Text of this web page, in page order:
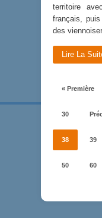
territoire
français,
des
Lire La
« Première
30
38 39
50 60